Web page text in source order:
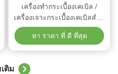
เครื่องทํากระเบื้องเคเบิล /
เครื่องเจาะกระเบื้องเคเบิลสําห
รับแผ่น
หา ราคา ที่ ดี ที่สุด
ติม